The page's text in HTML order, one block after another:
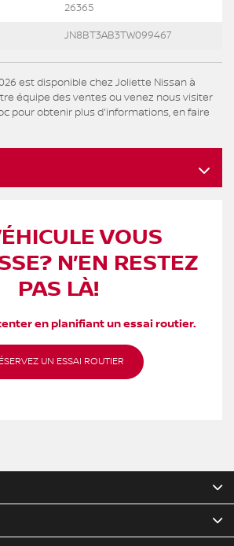
26365
JN8BT3AB3TW099467
est disponible chez Joliette Nissan à
équipe des ventes ou venez nous visiter
pour obtenir plus d'informations, en faire
VOUS
N’EN RESTEZ
PAS LÀ!
en planifiant un essai routier.
UN ESSAI ROUTIER